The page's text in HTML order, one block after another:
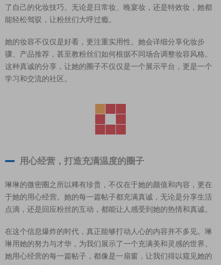
了自己的化妆技巧。无论是日常妆、晚宴妆，还是特效妆，她都
能轻松驾驭，让粉丝们大呼过瘾。
她的妆容不仅仅是好看，更注重实用性。她会详细分享化妆步
骤、产品推荐，甚至教粉丝们如何根据不同场合调整妆容风格。
这种真诚的分享，让她的圈子不仅仅是一个展示平台，更是一个
学习和交流的社区。
用心经营，打造充满温度的圈子
琳琳的微密圈之所以稀有珍贵，不仅在于她的颜值和内容，更在
于她的用心经营。她的每一篇帖子都充满真诚，无论是分享生活
点滴，还是回应粉丝的互动，都能让人感受到她的热情和真诚。
在这个信息爆炸的时代，真正能够打动人心的内容并不多见。琳
琳用她的努力与才华，为我们展示了一个充满美和灵感的世界。
她用心经营的每一篇帖子，都像是一扇窗，让我们得以窥见她的